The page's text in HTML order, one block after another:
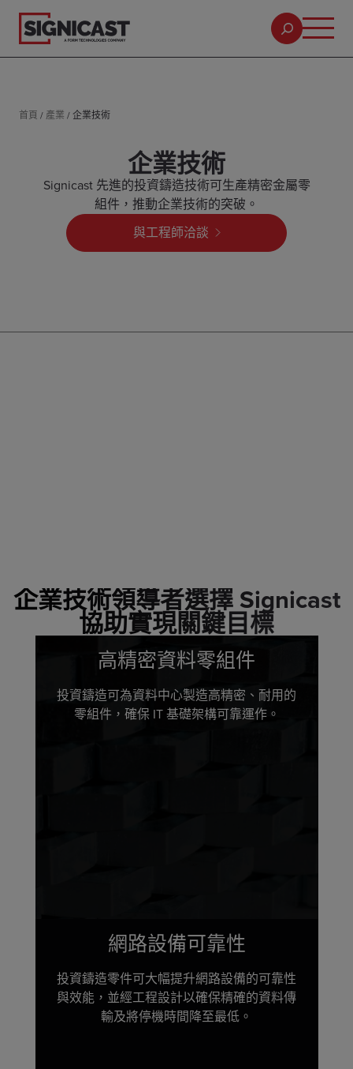
首頁 /產業 /企業技術
企業技術
Signicast 先進的投資鑄造技術可生產精密金屬零
組件，推動企業技術的突破。
與工程師洽談
企業技術領導者選擇 Signicast
協助實現關鍵目標
高精密資料零組件
投資鑄造可為資料中心製造高精密、耐用的
零組件，確保 IT 基礎架構可靠運作。
網路設備可靠性
投資鑄造零件可大幅提升網路設備的可靠性
與效能，並經工程設計以確保精確的資料傳
輸及將停機時間降至最低。